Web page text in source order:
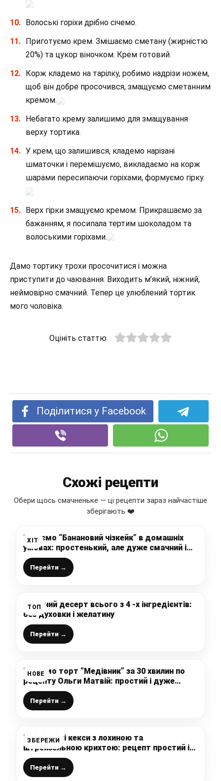
Волоські горіхи дрібно січемо.
Приготуємо крем. Змішаємо сметану (жирністю
20%) та цукор віночком. Крем готовий.
Корж кладемо на тарілку, робимо надрізи ножем,
щоб він добре просочився, змащуємо сметанним
кремом.
Небагато крему залишимо для змащування
верху тортика.
У крем, що залишився, кладемо нарізані
шматочки і перемішуємо, викладаємо на корж
шарами пересипаючи горіхами, формуємо гірку.
Верх гірки змащуємо кремом. Прикрашаємо за
бажанням, я посипала тертим шоколадом та
волоськими горіхами.
Дамо тортику трохи просочитися і можна
приступити до чаювання. Виходить м’який, ніжний,
неймовірно смачний. Тепер це улюблений тортик
мого чоловіка.
Оцініть статтю
Поділитися у Facebook
Схожі рецепти
Обери щось смачненьке — ці рецепти зараз найчастіше
зберігають ❤️
ХІТ
Готуємо “Банановий чізкейк” в домашніх
умовах: простенький, але дуже смачний і
красивий десерт, який сподобається всім
Перейти →
ТОП
Смачний десерт всього з 4 -х інгредієнтів:
без духовки і желатину
Перейти →
НОВЕ
Готуємо торт “Медівник” за 30 хвилин по
рецепту Ольги Матвій: простий і дуже
смачний рецепт, без зайвих проблем
Перейти →
ЗБЕРЕЖИ
Найніжніші кекси з лохиною та
штрейзельною крихтою: рецепт простий і
не займе багато часу, а результат вас
потішить
Перейти →